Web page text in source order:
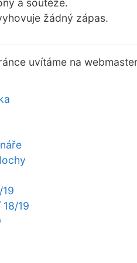
19
a soutěže.
žádný zápas.
uvítáme na webmaster